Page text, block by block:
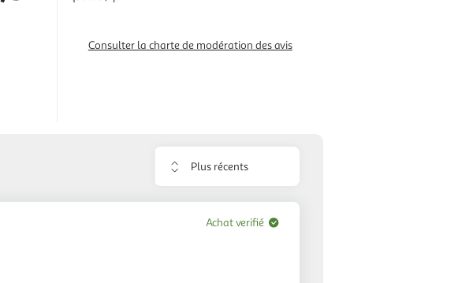
Consulter la charte de modération des avis
Trier
avis
Achat verifié